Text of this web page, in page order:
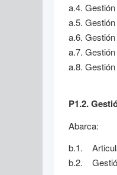
a.4.
a.5.
a.6.
a.7.
a.8.
P1.2.
Abarca:
b.1.
b.2.